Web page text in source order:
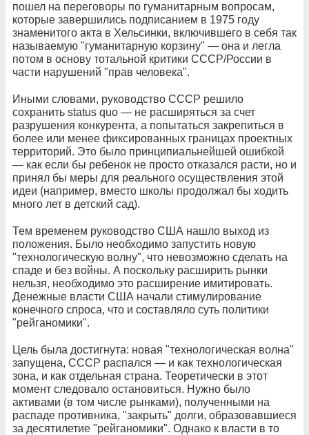
пошел на переговоры по гуманитарным вопросам,
которые завершились подписанием в 1975 году
знаменитого акта в Хельсинки, включившего в себя так
называемую "гуманитарную корзину" — она и легла
потом в основу тотальной критики СССР/России в
части нарушений "прав человека".
Иными словами, руководство СССР решило
сохранить status quo — не расширяться за счет
разрушения конкурента, а попытаться закрепиться в
более или менее фиксированных границах проектных
территорий. Это было принципиальнейшей ошибкой
— как если бы ребенок не просто отказался расти, но и
принял бы меры для реального осуществления этой
идеи (например, вместо школы продолжал бы ходить
много лет в детский сад).
Тем временем руководство США нашло выход из
положения. Было необходимо запустить новую
"технологическую волну", что невозможно сделать на
спаде и без войны. А поскольку расширить рынки
нельзя, необходимо это расширение имитировать.
Денежные власти США начали стимулирование
конечного спроса, что и составляло суть политики
"рейганомики".
Цель была достигнута: новая "технологическая волна"
запущена, СССР распался — и как технологическая
зона, и как отдельная страна. Теоретически в этот
момент следовало остановиться. Нужно было
активами (в том числе рынками), полученными на
распаде противника, "закрыть" долги, образовавшиеся
за десятилетие "рейганомики". Однако к власти в то